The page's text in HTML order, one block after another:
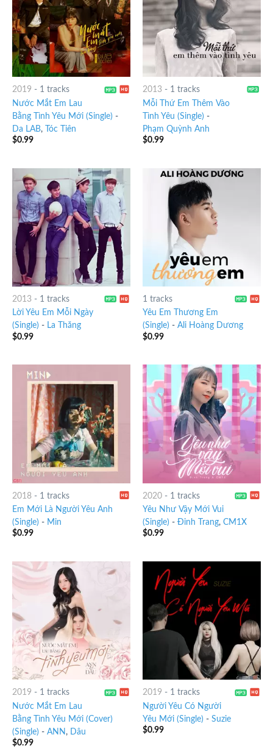
2019 - 1 tracks
Nước Mắt Em Lau
Bằng Tình Yêu Mới (Single) -
Da LAB,
Tóc Tiên
$0.99
2013- 1 tracks
Mỗi Thứ Em Thêm Vào
Tình Yêu (Single) -
Phạm Quỳnh Anh
$0.99
2013- 1 tracks
Lời Yêu Em Mỗi Ngày
(Single) - La Thăng
$0.99
1 tracks
Yêu Em Thương Em
(Single) - Ali Hoàng Dương
$0.99
2018- 1 tracks
Em Mới Là Người Yêu Anh
(Single) - Min
$0.99
2020- 1 tracks
Yêu Như Vậy Mới Vui
(Single) - Đinh Trang, CM1X
$0.99
2019 - 1 tracks
Nước Mắt Em Lau
Bằng Tình Yêu Mới (Cover)
(Single) - ANN ,
Dâu
$0.99
2019 - 1 tracks
Người Yêu Có Người
Yêu Mới (Single) - Suzie
$0.99